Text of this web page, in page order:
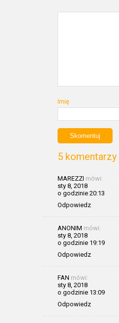
Imię
5 komentarzy
MAREZZI mówi:
sty 8, 2018
o godzinie 20:13
Odpowiedz
ANONIM mówi:
sty 8, 2018
o godzinie 19:19
Odpowiedz
FAN mówi:
sty 8, 2018
o godzinie 13:09
Odpowiedz